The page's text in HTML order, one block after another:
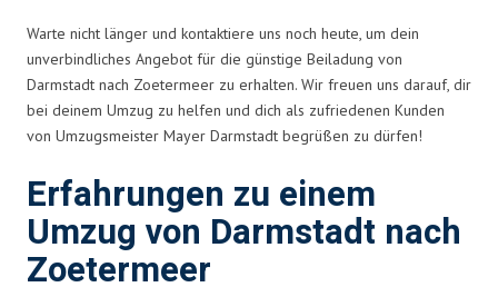
Warte nicht länger und kontaktiere uns noch heute, um dein
unverbindliches Angebot für die günstige Beiladung von
Darmstadt nach Zoetermeer zu erhalten. Wir freuen uns darauf, dir
bei deinem Umzug zu helfen und dich als zufriedenen Kunden
von Umzugsmeister Mayer Darmstadt begrüßen zu dürfen!
Erfahrungen zu einem
Umzug von Darmstadt nach
Zoetermeer